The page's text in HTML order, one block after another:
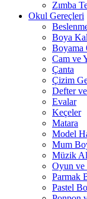
Zımba
Okul Gereçleri
Boya
Boyama
Cam ve
Çanta
Çizim
Defter
Evalar
Keçeler
Matara
Model
Mum
Müzik
Oyun ve
Parmak
Pastel